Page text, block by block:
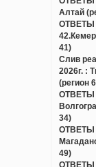
Алтай
ОТВЕТЫ
41)
Слив
2026г. :
(регион
ОТВЕТЫ
34)
ОТВЕТЫ
49)
ОТВЕТЫ